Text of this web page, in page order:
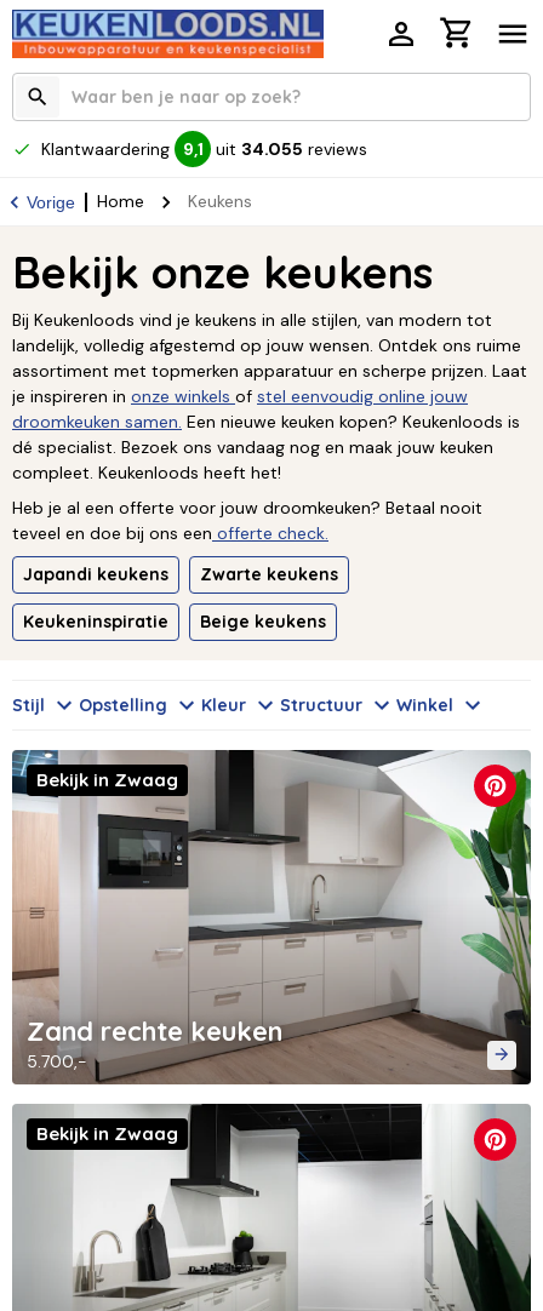
Klantwaardering 9,1 uit 34.055 reviews
Vorige Home Keukens
Bekijk onze keukens
Bij Keukenloods vind je keukens in alle stijlen, van modern tot
landelijk, volledig afgestemd op jouw wensen. Ontdek ons ruime
assortiment met topmerken apparatuur en scherpe prijzen. Laat
je inspireren in onze winkels of stel eenvoudig online jouw
droomkeuken samen. Een nieuwe keuken kopen? Keukenloods is
dé specialist. Bezoek ons vandaag nog en maak jouw keuken
compleet. Keukenloods heeft het!
Heb je al een offerte voor jouw droomkeuken? Betaal nooit
teveel en doe bij ons een offerte check.
Japandi keukens
Zwarte keukens
Keukeninspiratie Beige keukens
Stijl Opstelling Kleur Structuur Winkel
Zand rechte keuken
5.700,-
Bekijk in Zwaag
Bekijk in Zwaag